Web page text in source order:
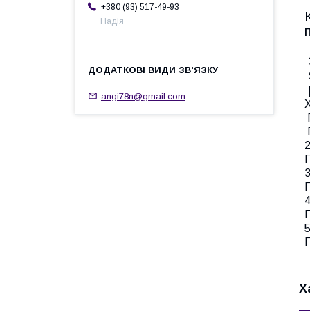
+380 (93) 517-49-93
Надія
angi78n@gmail.com